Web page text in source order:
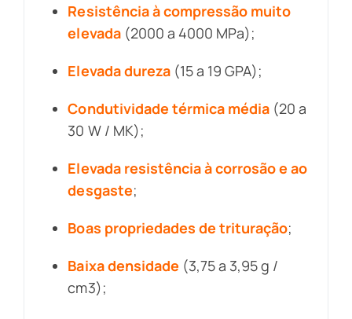
Resistência à compressão muito
elevada(2000 a 4000 MPa);
Elevada dureza(15 a 19 GPA);
Condutividade térmica média(20 a
30 W / MK);
Elevada resistência à corrosão e ao
desgaste;
Boas propriedades de trituração;
Baixa densidade (3,75 a 3,95 g /
cm3);